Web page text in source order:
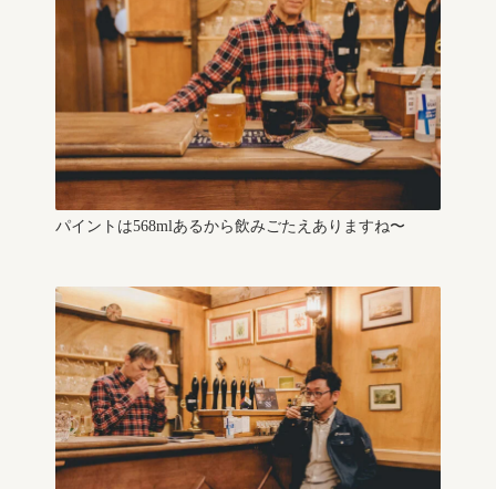
パイントは568mlあるから飲みごたえありますね〜